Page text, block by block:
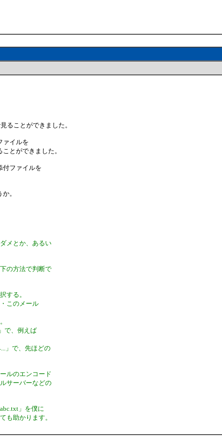
ることができました。
ァイルを
とができました。
付ファイルを
。
メとか、あるい
の方法で判断で
する。
このメール
で、例えば
」で、先ほどの
ルのエンコード
サーバーなどの
」を僕に
も助かります。